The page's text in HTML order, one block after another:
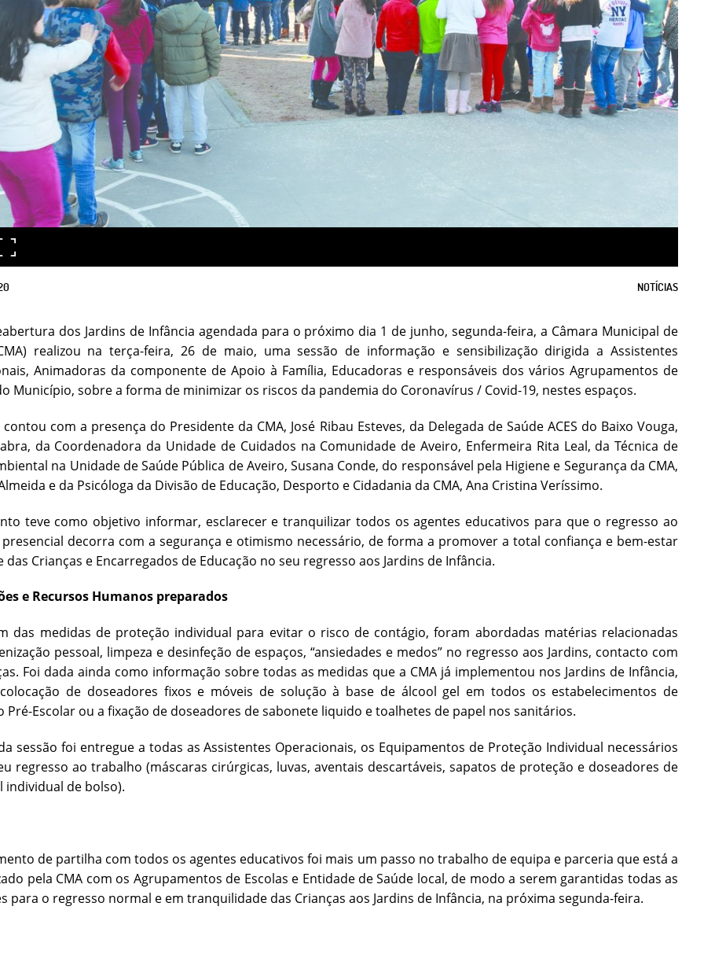
NOTÍCIAS
dos Jardins de Infância agendada para o próximo dia 1 de junho, segunda-feira, a Câmara Municipal de
realizou na terça-feira, 26 de maio, uma sessão de informação e sensibilização dirigida a Assistentes
Animadoras da componente de Apoio à Família, Educadoras e responsáveis dos vários Agrupamentos de
Município, sobre a forma de minimizar os riscos da pandemia do Coronavírus / Covid-19, nestes espaços.
contou com a presença do Presidente da CMA, José Ribau Esteves, da Delegada de Saúde ACES do Baixo Vouga,
da Coordenadora da Unidade de Cuidados na Comunidade de Aveiro, Enfermeira Rita Leal, da Técnica de
na Unidade de Saúde Pública de Aveiro, Susana Conde, do responsável pela Higiene e Segurança da CMA,
e da Psicóloga da Divisão de Educação, Desporto e Cidadania da CMA, Ana Cristina Veríssimo.
teve como objetivo informar, esclarecer e tranquilizar todos os agentes educativos para que o regresso ao
decorra com a segurança e otimismo necessário, de forma a promover a total confiança e bem-estar
Crianças e Encarregados de Educação no seu regresso aos Jardins de Infância.
e Recursos Humanos preparados
das medidas de proteção individual para evitar o risco de contágio, foram abordadas matérias relacionadas
pessoal, limpeza e desinfeção de espaços, “ansiedades e medos” no regresso aos Jardins, contacto com
Foi dada ainda como informação sobre todas as medidas que a CMA já implementou nos Jardins de Infância,
de doseadores fixos e móveis de solução à base de álcool gel em todos os estabelecimentos de
Pré-Escolar ou a fixação de doseadores de sabonete liquido e toalhetes de papel nos sanitários.
sessão foi entregue a todas as Assistentes Operacionais, os Equipamentos de Proteção Individual necessários
regresso ao trabalho (máscaras cirúrgicas, luvas, aventais descartáveis, sapatos de proteção e doseadores de
individual de bolso).
de partilha com todos os agentes educativos foi mais um passo no trabalho de equipa e parceria que está a
pela CMA com os Agrupamentos de Escolas e Entidade de Saúde local, de modo a serem garantidas todas as
para o regresso normal e em tranquilidade das Crianças aos Jardins de Infância, na próxima segunda-feira.